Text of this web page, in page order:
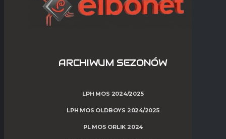
ARCHIWUM SEZONÓW
LPH MOS 2024/2025
LPH MOS OLDBOYS 2024/2025
PL MOS ORLIK 2024